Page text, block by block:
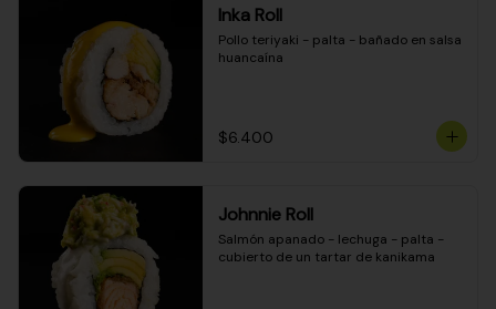
Inka Roll
Pollo teriyaki - palta - bañado en salsa
huancaína
$6.400
Johnnie Roll
Salmón apanado - lechuga - palta -
cubierto de un tartar de kanikama